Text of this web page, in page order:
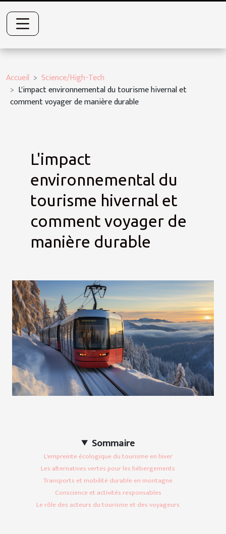
Accueil
Science/High-Tech
L'impact environnemental du tourisme hivernal et
comment voyager de manière durable
L'impact
environnemental du
tourisme hivernal et
comment voyager de
manière durable
Sommaire
L'empreinte écologique du tourisme en hiver
Les alternatives vertes pour les hébergements
Transports et mobilité durable en montagne
Conscience et activités responsables
Le rôle des acteurs du tourisme et des voyageurs